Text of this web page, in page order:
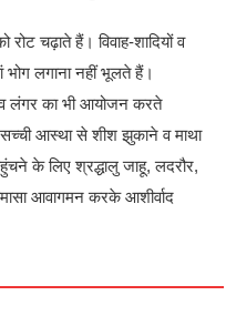
रोट चढ़ाते हैं। विवाह-शादियों व
भोग लगाना नहीं भूलते हैं।
व लंगर का भी आयोजन करते
आस्था से शीश झुकाने व माथा
के लिए श्रद्धालु जाहू, लदरौर,
आवागमन करके आशीर्वाद